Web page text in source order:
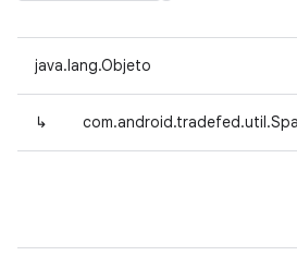
java.lang.Objeto
↳